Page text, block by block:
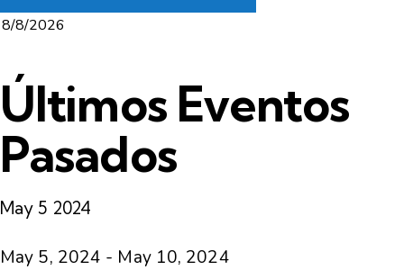
Últimos Eventos
Pasados
May 5 2024
May 5, 2024 - May 10, 2024